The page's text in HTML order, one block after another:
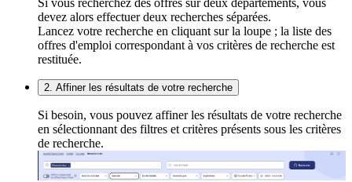
Si vous recherchez des offres sur deux départements, vous
devez alors effectuer deux recherches séparées.
Lancez votre recherche en cliquant sur la loupe ; la liste des
offres d'emploi correspondant à vos critères de recherche est
restituée.
2. Affiner les résultats de votre recherche
Si besoin, vous pouvez affiner les résultats de votre recherche
en sélectionnant des filtres et critères présents sous les critères
de recherche.